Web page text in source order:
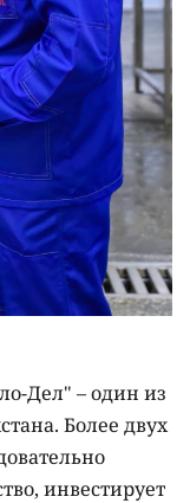
Дел" – один из
Более двух
инвестирует